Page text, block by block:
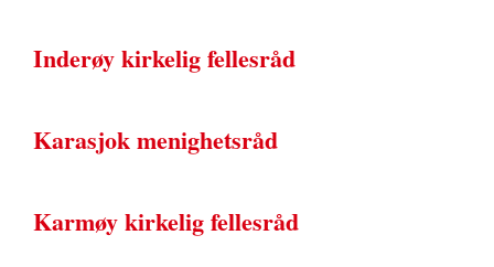
Inderøy kirkelig fellesråd
Karasjok menighetsråd
Karmøy kirkelig fellesråd